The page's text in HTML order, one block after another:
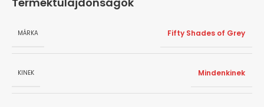
MÁRKA Fifty Shades of Grey
KINEK Mindenkinek